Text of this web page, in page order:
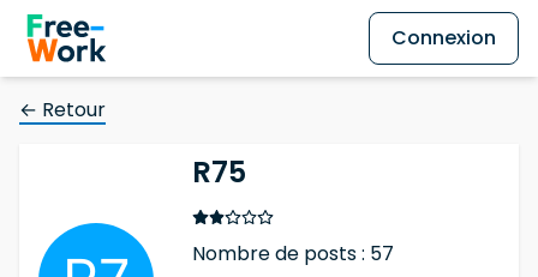
Connexion
← Retour
R75
Nombre de posts : 57